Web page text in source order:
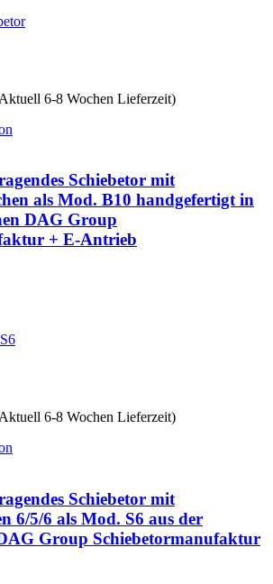
6-8 Wochen Lieferzeit)
Schiebetor mit
als Mod. B10 handgefertigt in
DAG Group
+ E-Antrieb
6-8 Wochen Lieferzeit)
Schiebetor mit
6/5/6 als Mod. S6 aus der
Group Schiebetormanufaktur